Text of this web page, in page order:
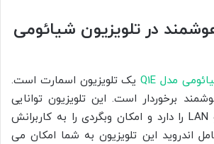
در تلویزیون شیائومی
یک تلویزیون اسمارت است.
برخوردار است. این تلویزیون توانایی
اتصال به وای فای و LAN را دارد و امکان وبگردی را به کاربرانش
اندروید این تلویزیون به شما امکان می